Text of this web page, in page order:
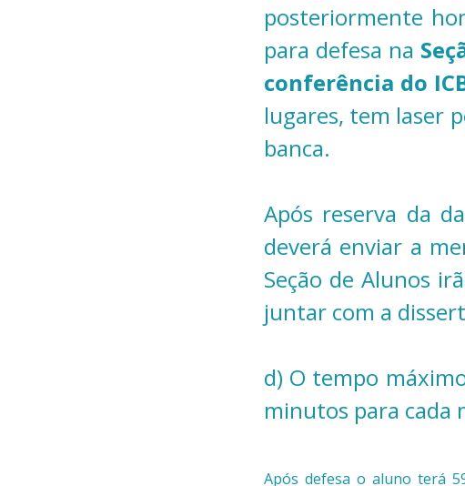
posteriormente
para defesa na
conferência do
lugares, tem laser
banca.
Após reserva da
deverá enviar a
Seção de Alunos
juntar com a
d) O tempo
minutos para cada
Após defesa o aluno terá